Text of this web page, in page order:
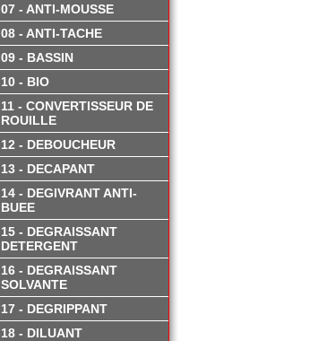
07 - ANTI-MOUSSE
08 - ANTI-TACHE
09 - BASSIN
10 - BIO
11 - CONVERTISSEUR DE
ROUILLE
12 - DEBOUCHEUR
13 - DECAPANT
14 - DEGIVRANT ANTI-
BUEE
15 - DEGRAISSANT
DETERGENT
16 - DEGRAISSANT
SOLVANTE
17 - DEGRIPPANT
18 - DILUANT